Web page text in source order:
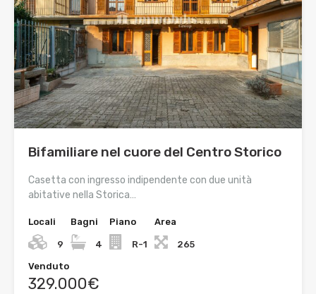
Bifamiliare nel cuore del Centro Storico
Casetta con ingresso indipendente con due unità
abitative nella Storica…
Locali
9
Bagni
4
Piano
R-1
Area
265
Venduto
329.000€